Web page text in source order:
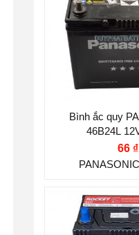
PANASONIC
Điện thế (V):
Dung lượng
Công nghệ:
Miễn Bảo
Vị trí cọc:Cọc
Kiểu cọc:Cọc
Bình ắc quy
46B24L
66 ₫
Thương hiệu
ROCKET